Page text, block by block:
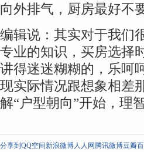
向外排气，厨房最好不
编辑说：其实对于我们
专业的知识，买房选择
讲得迷迷糊糊的，乐呵
现实际情况跟想象相差
解“户型朝向”开始，理
分享到 QQ空间新浪微博人人网 腾讯微博豆瓣